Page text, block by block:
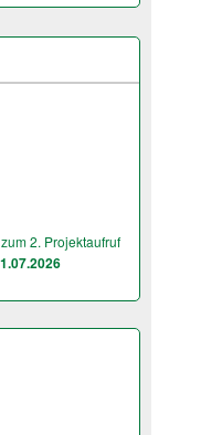
2. Projektaufruf